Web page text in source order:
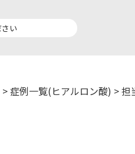
>症例一覧(ヒアルロン酸) >担